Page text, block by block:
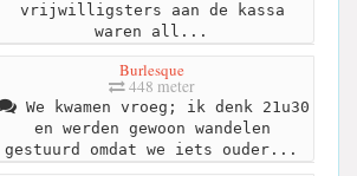
vrijwilligsters aan de kassa
waren all...
Burlesque
448 meter
We kwamen vroeg; ik denk 21u30
en werden gewoon wandelen
gestuurd omdat we iets ouder...